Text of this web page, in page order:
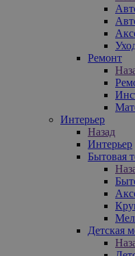
Ремонт
Интерьер
Назад
Интерьер
Бытовая
Детская